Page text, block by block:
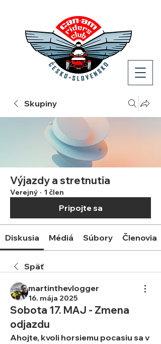
Skupiny
Výjazdy a stretnutia
Verejný · 1 člen
Pripojte sa
Diskusia Médiá Súbory Členovia
Späť
martinthevlogger
16. mája 2025
Sobota 17. MAJ - Zmena
odjazdu
Ahojte, kvoli horsiemu pocasiu sa v